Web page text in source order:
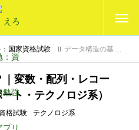
国家資格試験 データ構造の基本とは？｜変数・配列・レコード・ファイル（ITパスポート・テクノロジ系）
変数・配列・レコー
ト・テクノロジ系）
格試験 テクノロジ系